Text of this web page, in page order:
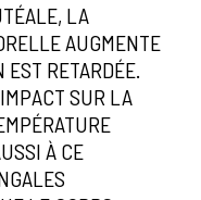
LA
AUGMENTE
RETARDÉE.
SUR LA
À CE